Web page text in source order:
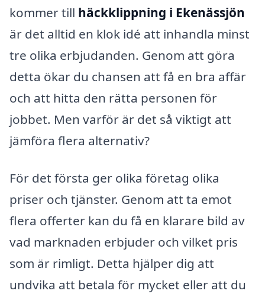
kommer till häckklippning i Ekenässjön
är det alltid en klok idé att inhandla minst
tre olika erbjudanden. Genom att göra
detta ökar du chansen att få en bra affär
och att hitta den rätta personen för
jobbet. Men varför är det så viktigt att
jämföra flera alternativ?
För det första ger olika företag olika
priser och tjänster. Genom att ta emot
flera offerter kan du få en klarare bild av
vad marknaden erbjuder och vilket pris
som är rimligt. Detta hjälper dig att
undvika att betala för mycket eller att du